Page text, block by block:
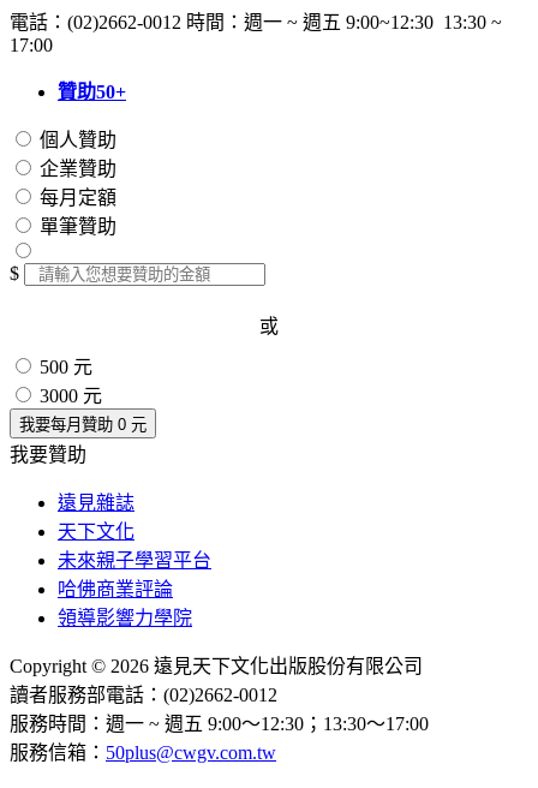
電話：(02)2662-0012 時間：週一 ~ 週五 9:00~12:30 13:30 ~
17:00
贊助50+
個人贊助
企業贊助
每月定額
單筆贊助
$
或
500 元
3000 元
我要每月贊助 0 元
我要贊助
遠見雜誌
天下文化
未來親子學習平台
哈佛商業評論
領導影響力學院
Copyright © 2026 遠見天下文化出版股份有限公司
讀者服務部電話：(02)2662-0012
服務時間：週一 ~ 週五 9:00～12:30；13:30～17:00
服務信箱： 50plus@cwgv.com.tw